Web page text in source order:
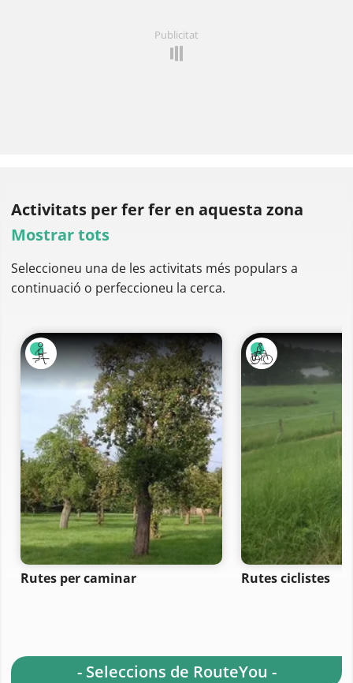
Publicitat
Activitats per ferfer en aquesta zona
Mostrar tots
Seleccioneu una de les activitats més populars a
continuació o perfeccioneu la cerca.
Rutes per caminar Rutes ciclistes
- Seleccions de RouteYou -